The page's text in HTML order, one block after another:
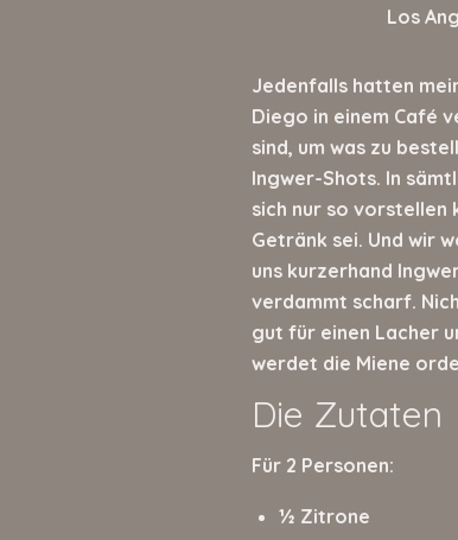
Los
Jedenfalls hatten
Diego in einem Café
sind, um was zu
Ingwer-Shots. In
sich nur so vorstellen
Getränk sei. Und wir
uns kurzerhand
verdammt scharf.
gut für einen Lacher
werdet die Miene
Die Zutaten
Für 2 Personen:
½ Zitrone